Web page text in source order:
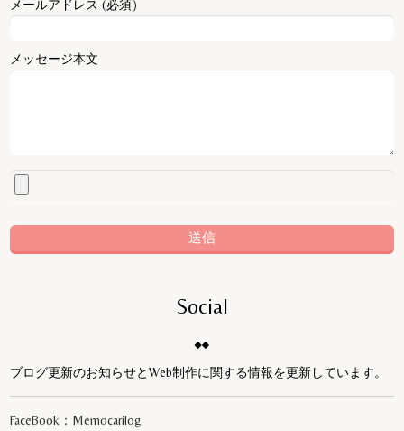
メールアドレス (必須）
メッセージ本文
Social
ブログ更新のお知らせとWeb制作に関する情報を更新しています。
FaceBook：Memocarilog